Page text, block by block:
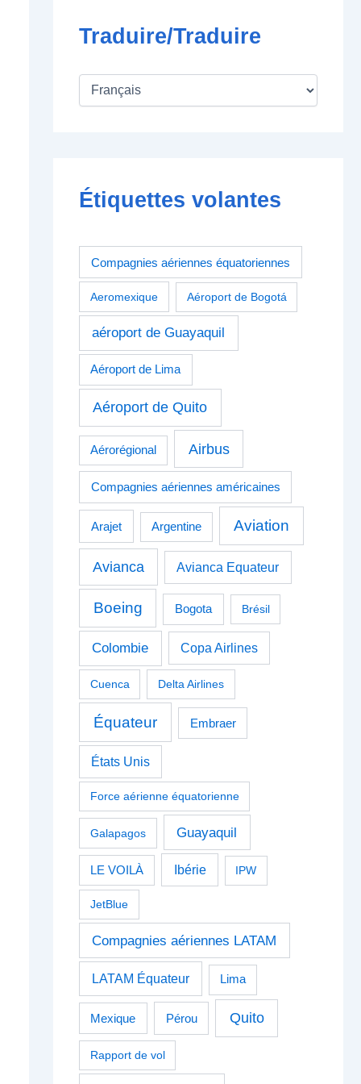
Traduire/Traduire
Étiquettes volantes
Compagnies aériennes équatoriennes
Aeromexique Aéroport de Bogotá
aéroport de Guayaquil
Aéroport de Lima
Aéroport de Quito
Aérorégional Airbus
Compagnies aériennes américaines
Arajet Argentine Aviation
Avianca Avianca Equateur
Boeing Bogota Brésil
Colombie Copa Airlines
Cuenca Delta Airlines
Équateur Embraer
États Unis
Force aérienne équatorienne
Galapagos Guayaquil
LE VOILÀ Ibérie IPW
JetBlue
Compagnies aériennes LATAM
LATAM Équateur Lima
Mexique Pérou Quito
Rapport de vol